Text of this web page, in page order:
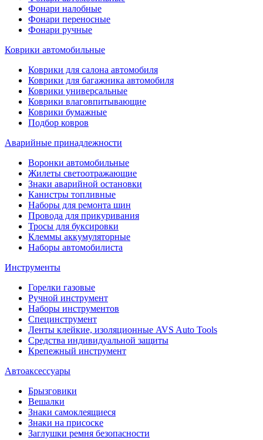
Фонари налобные
Фонари переносные
Фонари ручные
Коврики автомобильные
Коврики для салона автомобиля
Коврики для багажника автомобиля
Коврики универсальные
Коврики влаговпитывающие
Коврики бумажные
Подбор ковров
Аварийные принадлежности
Воронки автомобильные
Жилеты светоотражающие
Знаки аварийной остановки
Канистры топливные
Наборы для ремонта шин
Провода для прикуривания
Тросы для буксировки
Клеммы аккумуляторные
Наборы автомобилиста
Инструменты
Горелки газовые
Ручной инструмент
Наборы инструментов
Специнструмент
Ленты клейкие, изоляционные AVS Auto Tools
Средства индивидуальной защиты
Крепежный инструмент
Автоаксессуары
Брызговики
Вешалки
Знаки самоклеящиеся
Знаки на присоске
Заглушки ремня безопасности